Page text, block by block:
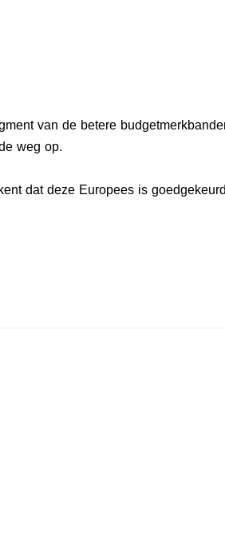
van de betere
weg op.
dat deze Europees is